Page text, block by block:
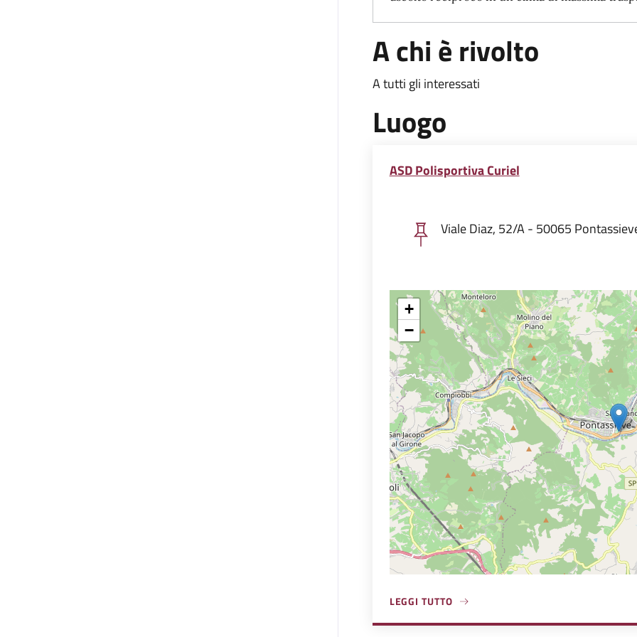
A chi è rivolto
A tutti gli interessati
Luogo
ASD Polisportiva Curiel
Viale Diaz, 52/A - 50065
+
−
LEGGI TUTTO
A PROPOSITO DI ASD POLISPORTIVA CURIEL